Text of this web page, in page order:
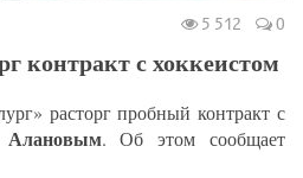
5 512 0
контракт с хоккеистом
расторг пробный контракт с
Алановым. Об этом сообщает